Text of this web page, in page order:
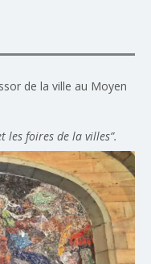
de la ville au Moyen
les foires de la villes”.